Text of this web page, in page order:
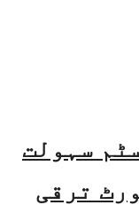
کسٹم سہولت
ترقی